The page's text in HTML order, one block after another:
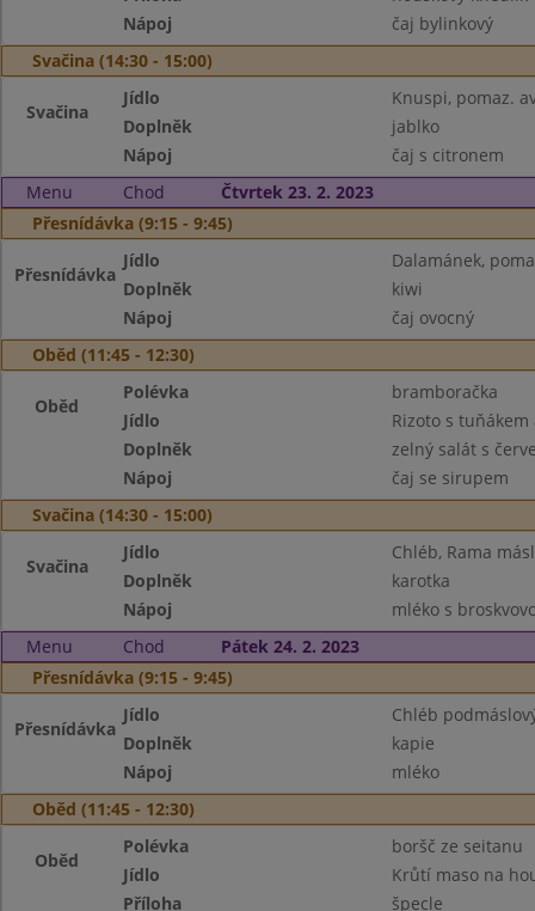
Nápoj
čaj bylinkový
Svačina (14:30 - 15:00)
Svačina
Jídlo
Knuspi, pomaz.
Doplněk
jablko
Nápoj
čaj s citronem
Menu
Chod
Čtvrtek 23. 2. 2023
Přesnídávka (9:15 - 9:45)
Přesnídávka
Jídlo
Dalamánek,
Doplněk
kiwi
Nápoj
čaj ovocný
Oběd (11:45 - 12:30)
Oběd
Polévka
bramboračka
Jídlo
Rizoto s
Doplněk
zelný salát s
Nápoj
čaj se sirupem
Svačina (14:30 - 15:00)
Svačina
Jídlo
Chléb, Rama
Doplněk
karotka
Nápoj
mléko s
Menu
Chod
Pátek 24. 2. 2023
Přesnídávka (9:15 - 9:45)
Přesnídávka
Jídlo
Chléb
Doplněk
kapie
Nápoj
mléko
Oběd (11:45 - 12:30)
Oběd
Polévka
boršč ze seitanu
Jídlo
Krůtí maso na
Příloha
špecle